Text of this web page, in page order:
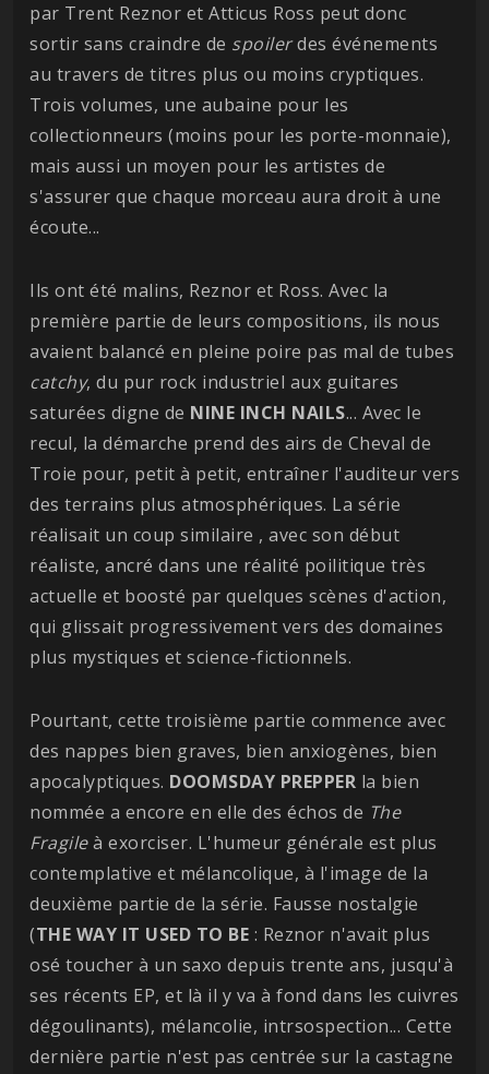
par Trent Reznor et Atticus Ross peut donc
sortir sans craindre de spoilerdes événements
au travers de titres plus ou moins cryptiques.
Trois volumes, une aubaine pour les
collectionneurs (moins pour les porte-monnaie),
mais aussi un moyen pour les artistes de
s'assurer que chaque morceau aura droit à une
écoute...
Ils ont été malins, Reznor et Ross. Avec la
première partie de leurs compositions, ils nous
avaient balancé en pleine poire pas mal de tubes
catchy, du pur rock industriel aux guitares
saturées digne de NINE INCH NAILS... Avec le
recul, la démarche prend des airs de Cheval de
Troie pour, petit à petit, entraîner l'auditeur vers
des terrains plus atmosphériques. La série
réalisait un coup similaire , avec son début
réaliste, ancré dans une réalité poilitique très
actuelle et boosté par quelques scènes d'action,
qui glissait progressivement vers des domaines
plus mystiques et science-fictionnels.
Pourtant, cette troisième partie commence avec
des nappes bien graves, bien anxiogènes, bien
apocalyptiques. DOOMSDAY PREPPER la bien
nommée a encore en elle des échos de The
Fragileà exorciser. L'humeur générale est plus
contemplative et mélancolique, à l'image de la
deuxième partie de la série. Fausse nostalgie
(THE WAY IT USED TO BE : Reznor n'avait plus
osé toucher à un saxo depuis trente ans, jusqu'à
ses récents EP, et là il y va à fond dans les cuivres
dégoulinants), mélancolie, intrsospection... Cette
dernière partie n'est pas centrée sur la castagne